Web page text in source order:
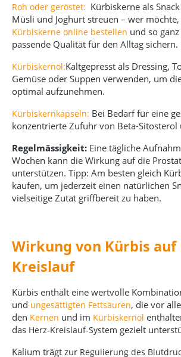
Roh oder geröstet: Kürbiskerne als
Müsli und Joghurt streuen – wer
Kürbiskerne online bestellen und so
passende Qualität für den Alltag sichern.
Kürbiskernöl:Kaltgepresst als Dressing,
Gemüse oder Suppen verwenden, um
optimal aufzunehmen.
Kürbiskernkapseln: Bei Bedarf für eine
konzentrierte Zufuhr von Beta-Sitosterol
Regelmässigkeit: Eine tägliche
Wochen kann die Wirkung auf die
unterstützen. Tipp: Am besten gleich
kaufen, um jederzeit einen natürlichen
vielseitige Zutat griffbereit zu haben.
Wirkung von Kürbis auf
Kreislauf
Kürbis enthält eine wertvolle
und ungesättigten Fettsäuren, die vor
den Kernen und im Kürbiskernöl
das Herz-Kreislauf-System gezielt
Kalium trägt zur Regulierung des